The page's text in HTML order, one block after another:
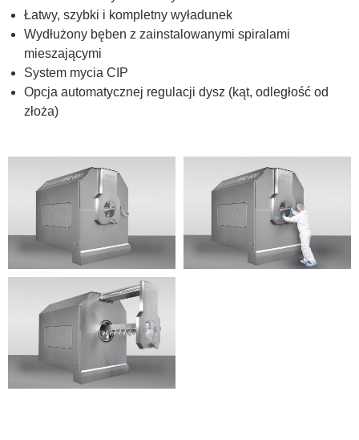
Łatwy, szybki i kompletny wyładunek
Wydłużony bęben z zainstalowanymi spiralami
mieszającymi
System mycia CIP
Opcja automatycznej regulacji dysz (kąt, odległość od
złoża)